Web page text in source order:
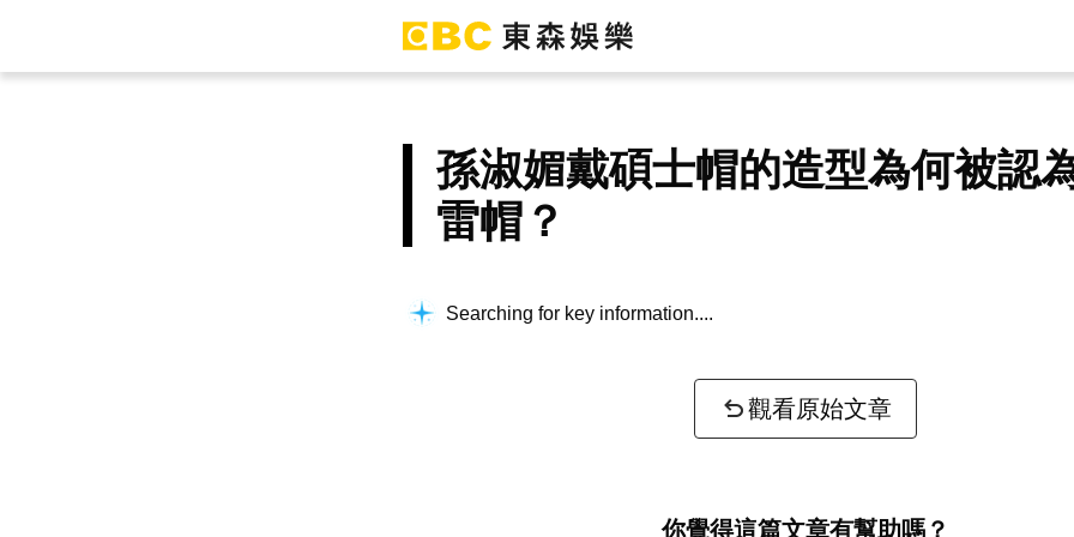
孫淑媚戴碩士帽的造型為何被認
雷帽？
Searching for key information...
觀看原始文章
你覺得這篇文章有幫助嗎？